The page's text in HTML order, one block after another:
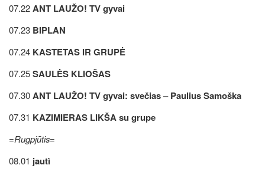
07.22ANT LAUŽO! TV gyvai
07.23 BIPLAN
07.24 KASTETAS IR GRUPĖ
07.25SAULĖS KLIOŠAS
07.30ANT LAUŽO! TV gyvai: svečias – Paulius Samoška
07.31 KAZIMIERAS LIKŠA su grupe
=Rugpjūtis=
08.01 jautì